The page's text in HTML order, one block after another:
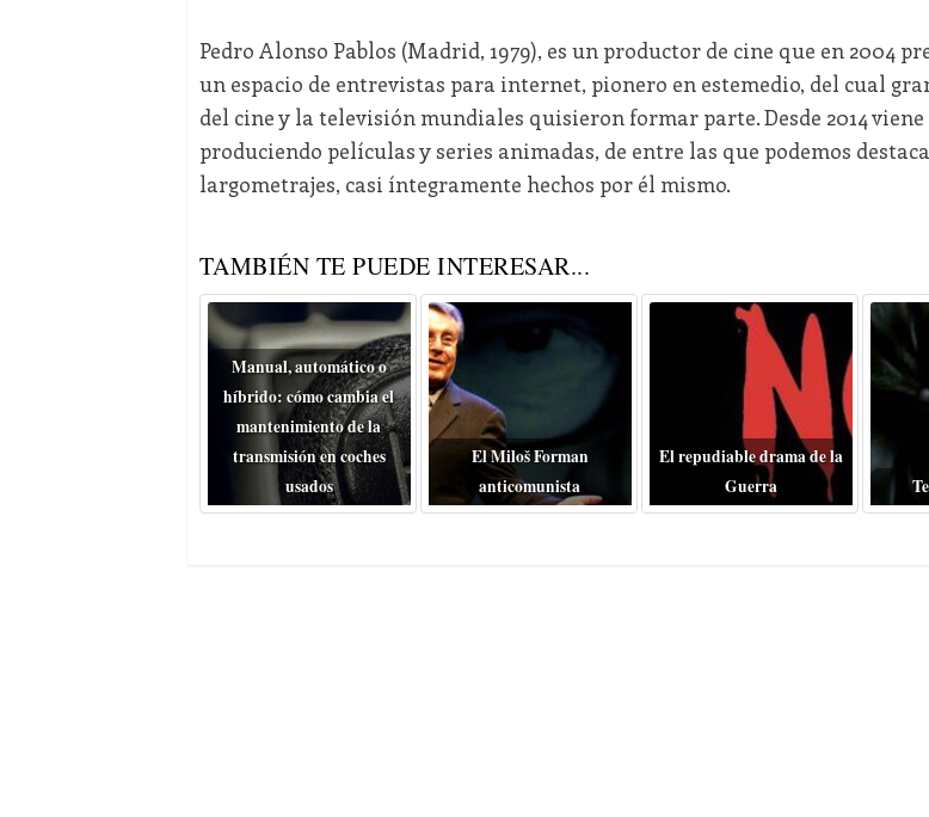
Pedro Alonso Pablos (Madrid, 1979), es un productor de cine que en 2004
un espacio de entrevistas para internet, pionero en estemedio, del cual
del cine y la televisión mundiales quisieron formar parte. Desde 2014
produciendo películas y series animadas, de entre las que podemos
largometrajes, casi íntegramente hechos por él mismo.
TAMBIÉN TE PUEDE INTERESAR...
Manual, automático o
híbrido: cómo cambia el
mantenimiento de la
transmisión en coches
usados
El Miloš Forman
anticomunista
El repudiable drama de la
Guerra